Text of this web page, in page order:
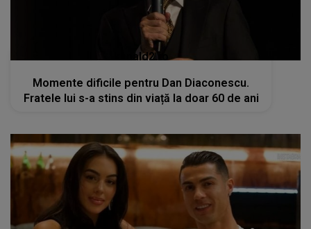
kanald2.ro
Momente dificile pentru Dan Diaconescu.
Fratele lui s-a stins din viață la doar 60 de ani